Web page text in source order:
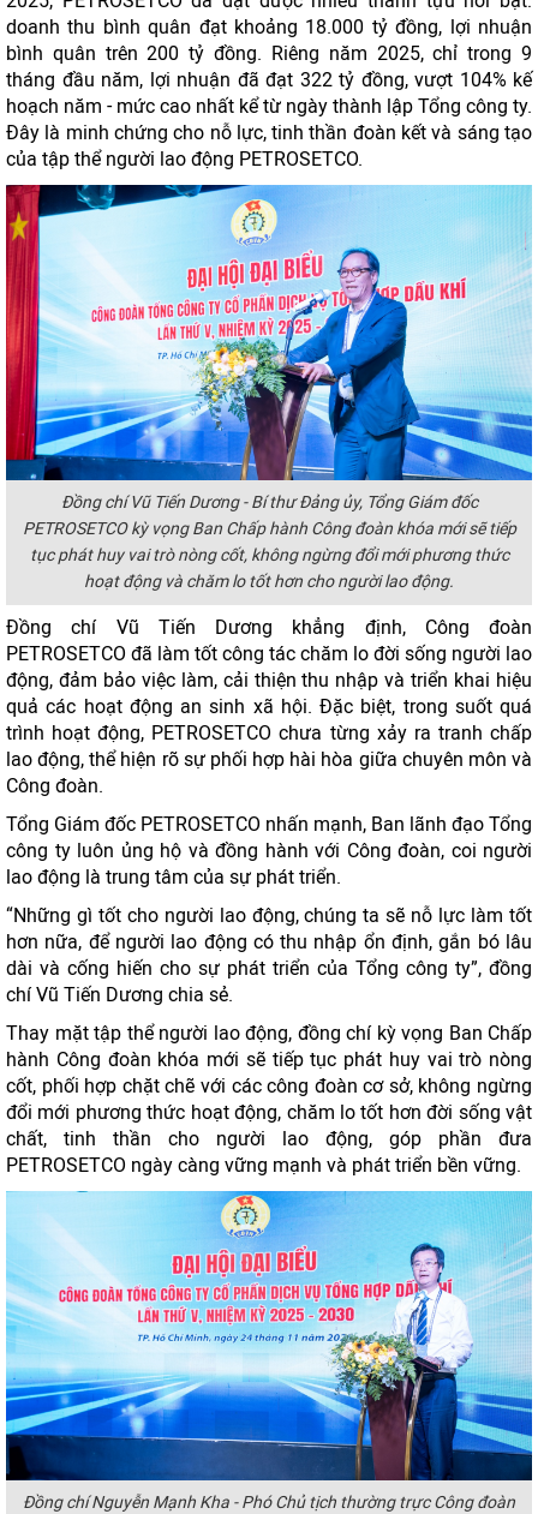
doanh thu bình quân đạt khoảng 18.000 tỷ đồng, lợi nhuận
bình quân trên 200 tỷ đồng. Riêng năm 2025, chỉ trong 9
tháng đầu năm, lợi nhuận đã đạt 322 tỷ đồng, vượt 104% kế
hoạch năm - mức cao nhất kể từ ngày thành lập Tổng công ty.
Đây là minh chứng cho nỗ lực, tinh thần đoàn kết và sáng tạo
của tập thể người lao động PETROSETCO.
Đồng chí Vũ Tiến Dương - Bí thư Đảng ủy, Tổng Giám đốc
PETROSETCO kỳ vọng Ban Chấp hành Công đoàn khóa mới sẽ tiếp
tục phát huy vai trò nòng cốt, không ngừng đổi mới phương thức
hoạt động và chăm lo tốt hơn cho người lao động.
Đồng chí Vũ Tiến Dương khẳng định, Công đoàn
PETROSETCO đã làm tốt công tác chăm lo đời sống người lao
động, đảm bảo việc làm, cải thiện thu nhập và triển khai hiệu
quả các hoạt động an sinh xã hội. Đặc biệt, trong suốt quá
trình hoạt động, PETROSETCO chưa từng xảy ra tranh chấp
lao động, thể hiện rõ sự phối hợp hài hòa giữa chuyên môn và
Công đoàn.
Tổng Giám đốc PETROSETCO nhấn mạnh, Ban lãnh đạo Tổng
công ty luôn ủng hộ và đồng hành với Công đoàn, coi người
lao động là trung tâm của sự phát triển.
“Những gì tốt cho người lao động, chúng ta sẽ nỗ lực làm tốt
hơn nữa, để người lao động có thu nhập ổn định, gắn bó lâu
dài và cống hiến cho sự phát triển của Tổng công ty”, đồng
chí Vũ Tiến Dương chia sẻ.
Thay mặt tập thể người lao động, đồng chí kỳ vọng Ban Chấp
hành Công đoàn khóa mới sẽ tiếp tục phát huy vai trò nòng
cốt, phối hợp chặt chẽ với các công đoàn cơ sở, không ngừng
đổi mới phương thức hoạt động, chăm lo tốt hơn đời sống vật
chất, tinh thần cho người lao động, góp phần đưa
PETROSETCO ngày càng vững mạnh và phát triển bền vững.
Đồng chí Nguyễn Mạnh Kha - Phó Chủ tịch thường trực Công đoàn